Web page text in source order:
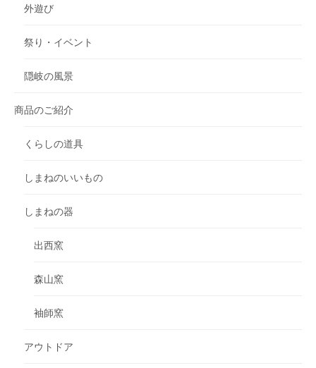
外遊び
祭り・イベント
隠岐の風景
商品のご紹介
くらしの道具
しまねのいいもの
しまねの器
出西窯
森山窯
袖師窯
アウトドア